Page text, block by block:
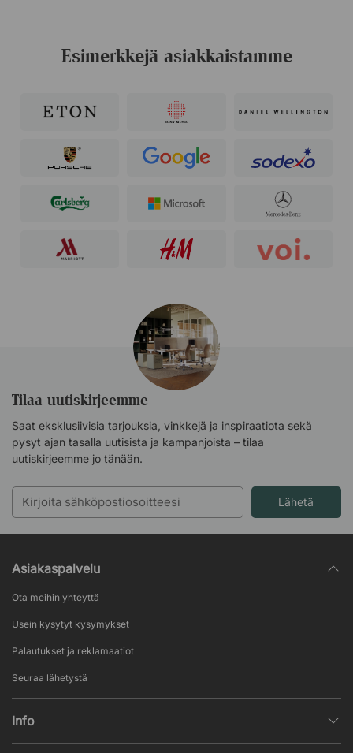
Esimerkkejä asiakkaistamme
Tilaa uutiskirjeemme
Saat eksklusiivisia tarjouksia, vinkkejä ja inspiraatiota sekä
pysyt ajan tasalla uutisista ja kampanjoista – tilaa
uutiskirjeemme jo tänään.
Lähetä
Asiakaspalvelu
Ota meihin yhteyttä
Usein kysytyt kysymykset
Palautukset ja reklamaatiot
Seuraa lähetystä
Info